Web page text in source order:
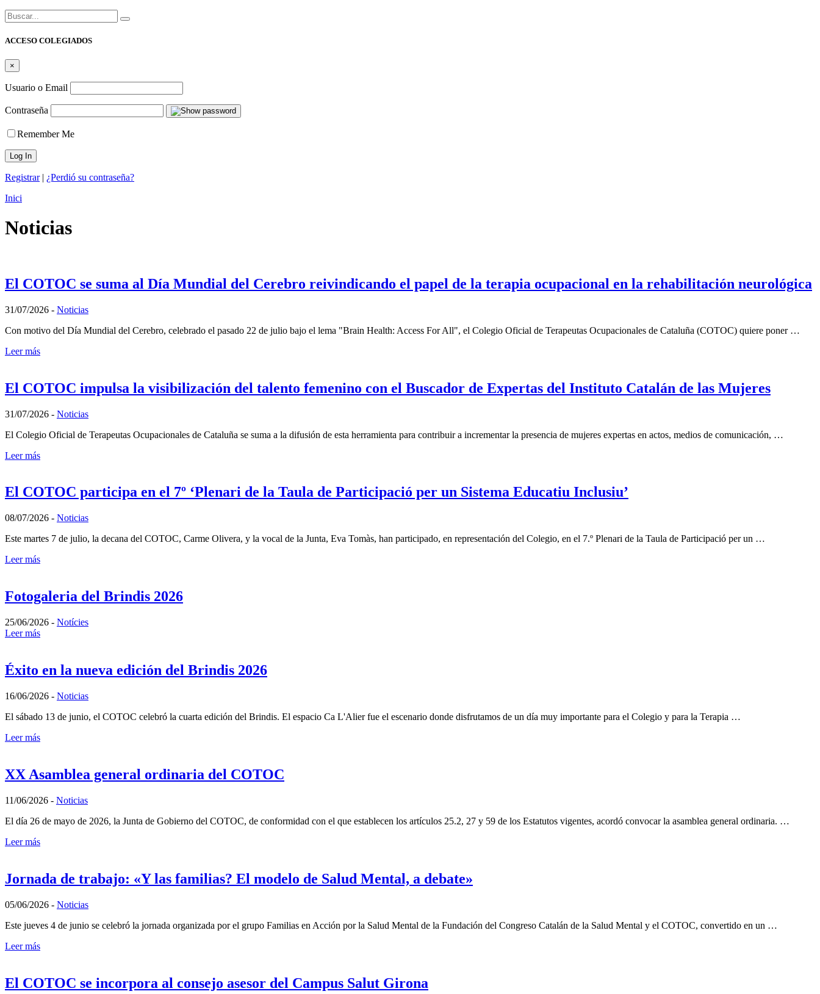
Buscar:
ACCESO COLEGIADOS
×
Usuario o Email
Contraseña
Remember Me
Registrar| ¿Perdió su contraseña?
Inici
Noticias
El COTOC se suma al Día Mundial del Cerebro reivindicando el papel de la terapia ocupacional en la rehabilitación neurológica
31/07/2026 - Noticias
Con motivo del Día Mundial del Cerebro, celebrado el pasado 22 de julio bajo el lema "Brain Health: Access For All", el Colegio Oficial de Terapeutas Ocupacionales de Cataluña (COTOC) quiere poner …
Leer más
El COTOC impulsa la visibilización del talento femenino con el Buscador de Expertas del Instituto Catalán de las Mujeres
31/07/2026 - Noticias
El Colegio Oficial de Terapeutas Ocupacionales de Cataluña se suma a la difusión de esta herramienta para contribuir a incrementar la presencia de mujeres expertas en actos, medios de comunicación, …
Leer más
El COTOC participa en el 7º ‘Plenari de la Taula de Participació per un Sistema Educatiu Inclusiu’
08/07/2026 - Noticias
Este martes 7 de julio, la decana del COTOC, Carme Olivera, y la vocal de la Junta, Eva Tomàs, han participado, en representación del Colegio, en el 7.º Plenari de la Taula de Participació per un …
Leer más
Fotogaleria del Brindis 2026
25/06/2026 - Notícies
Leer más
Éxito en la nueva edición del Brindis 2026
16/06/2026 - Noticias
El sábado 13 de junio, el COTOC celebró la cuarta edición del Brindis. El espacio Ca L'Alier fue el escenario donde disfrutamos de un día muy importante para el Colegio y para la Terapia …
Leer más
XX Asamblea general ordinaria del COTOC
11/06/2026 - Noticias
El día 26 de mayo de 2026, la Junta de Gobierno del COTOC, de conformidad con el que establecen los artículos 25.2, 27 y 59 de los Estatutos vigentes, acordó convocar la asamblea general ordinaria. …
Leer más
Jornada de trabajo: «Y las familias? El modelo de Salud Mental, a debate»
05/06/2026 - Noticias
Este jueves 4 de junio se celebró la jornada organizada por el grupo Familias en Acción por la Salud Mental de la Fundación del Congreso Catalán de la Salud Mental y el COTOC, convertido en un …
Leer más
El COTOC se incorpora al consejo asesor del Campus Salut Girona